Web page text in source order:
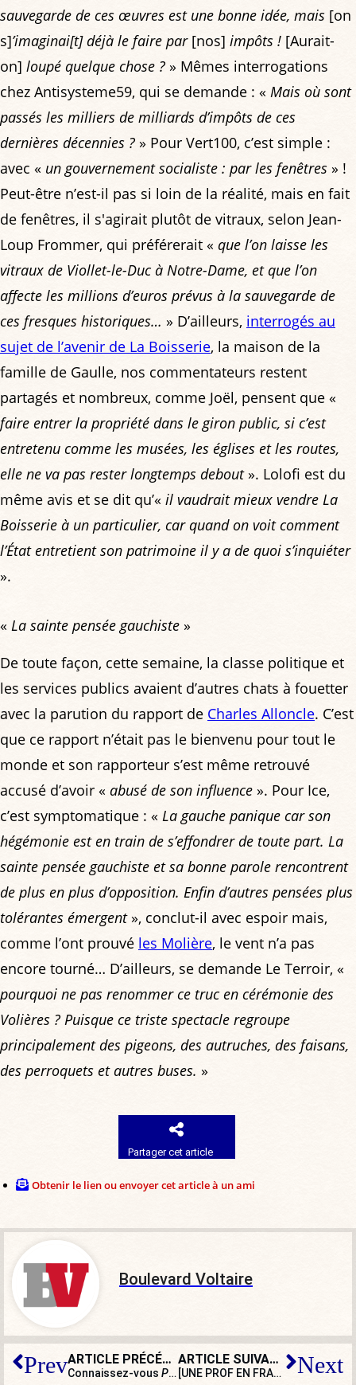
sauvegarde de ces œuvres est une bonne idée, mais [on
s]’imaginai[t] déjà le faire par[nos] impôts ! [Aurait-
on] loupé quelque chose ? » Mêmes interrogations
chez Antisysteme59, qui se demande : « Mais où sont
passés les milliers de milliards d’impôts de ces
dernières décennies ? » Pour Vert100, c’est simple :
avec « un gouvernement socialiste : par les fenêtres » !
Peut-être n’est-il pas si loin de la réalité, mais en fait
de fenêtres, il s'agirait plutôt de vitraux, selon Jean-
Loup Frommer, qui préférerait « que l’on laisse les
vitraux de Viollet-le-Duc à Notre-Dame, et que l’on
affecte les millions d’euros prévus à la sauvegarde de
ces fresques historiques… » D’ailleurs, interrogés au
sujet de l’avenir de La Boisserie, la maison de la
famille de Gaulle, nos commentateurs restent
partagés et nombreux, comme Joël, pensent que «
faire entrer la propriété dans le giron public, si c’est
entretenu comme les musées, les églises et les routes,
elle ne va pas rester longtemps debout». Lolofi est du
même avis et se dit qu’« il vaudrait mieux vendre La
Boisserie à un particulier, car quand on voit comment
l’État entretient son patrimoine il y a de quoi s’inquiéter
».
« La sainte pensée gauchiste »
De toute façon, cette semaine, la classe politique et
les services publics avaient d’autres chats à fouetter
avec la parution du rapport de Charles Alloncle. C’est
que ce rapport n’était pas le bienvenu pour tout le
monde et son rapporteur s’est même retrouvé
accusé d’avoir « abusé de son influence ». Pour Ice,
c’est symptomatique : « La gauche panique car son
hégémonie est en train de s’effondrer de toute part. La
sainte pensée gauchiste et sa bonne parole rencontrent
de plus en plus d’opposition. Enfin d’autres pensées plus
tolérantes émergent», conclut-il avec espoir mais,
comme l’ont prouvé les Molière, le vent n’a pas
encore tourné… D’ailleurs, se demande Le Terroir, «
pourquoi ne pas renommer ce truc en cérémonie des
Volières ? Puisque ce triste spectacle regroupe
principalement des pigeons, des autruches, des faisans,
des perroquets et autres buses. »
Partager cet article
Obtenir le lien ou envoyer cet article à un ami
Boulevard Voltaire
Prev ARTICLE PRÉCÉDENT
Connaissez-vous Pandora , l’un des plus beaux films
ARTICLE SUIVANT
[UNE PROF EN FRANCE] Le sacrifice des surdoués Next